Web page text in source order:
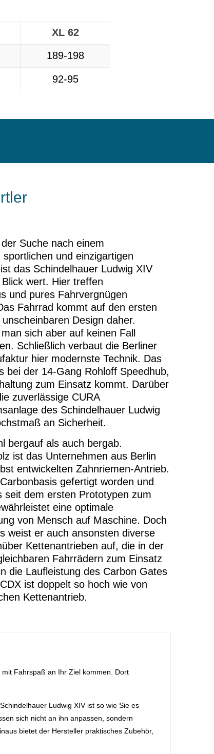
XL 62
189-198
92-95
Suche nach einem
sportlichen und einzigartigen
das Schindelhauer Ludwig XIV
wert. Hier treffen
und pures Fahrvergnügen
Fahrrad kommt auf den ersten
Design daher.
sich aber auf keinen Fall
Schließlich verbaut die Berliner
hier modernste Technik. Das
bei der 14-Gang Rohloff Speedhub,
zum Einsatz kommt. Darüber
zuverlässige CURA
des Schindelhauer Ludwig
an Sicherheit.
bergauf als auch bergab.
ist das Unternehmen aus Berlin
entwickelten Zahnriemen-Antrieb.
gefertigt worden und
seit dem ersten Prototypen zum
eine optimale
von Mensch auf Maschine. Doch
weist er auch ansonsten diverse
Kettenantrieben auf, die in der
Fahrrädern zum Einsatz
die Laufleistung des Carbon Gates
ist doppelt so hoch wie von
Kettenantrieb.
Fahrspaß an Ihr Ziel kommen. Dort
Ludwig XIV ist so wie Sie es
sich nicht an ihn anpassen, sondern
bietet der Hersteller praktisches Zubehör,